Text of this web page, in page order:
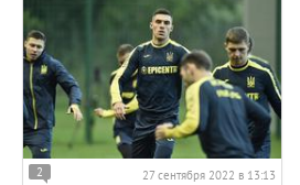
2 27 сентября 2022 в 13:13